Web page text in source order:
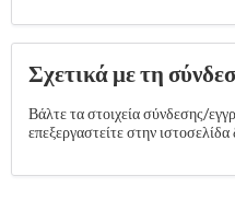
Σχετικά με τη
Βάλτε τα στοιχεία σύνδεσης/
επεξεργαστείτε στην ιστοσελίδα